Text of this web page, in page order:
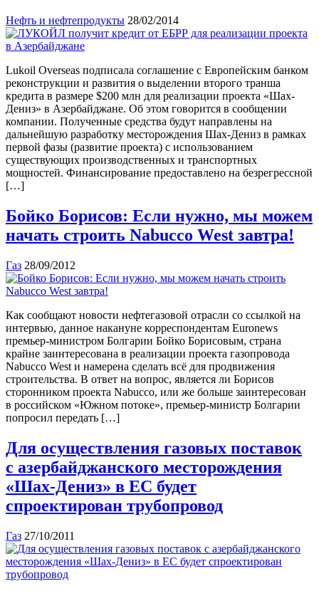
Нефть и нефтепродукты 28/02/2014
Lukoil Overseas подписала соглашение с Европейским банком
реконструкции и развития о выделении второго транша
кредита в размере $200 млн для реализации проекта «Шах-
Дениз» в Азербайджане. Об этом говорится в сообщении
компании. Полученные средства будут направлены на
дальнейшую разработку месторождения Шах-Дениз в рамках
первой фазы (развитие проекта) с использованием
существующих производственных и транспортных
мощностей. Финансирование предоставлено на безрегрессной
[…]
Бойко Борисов: Если нужно, мы можем
начать строить Nabucco West завтра!
Газ 28/09/2012
Как сообщают новости нефтегазовой отрасли со ссылкой на
интервью, данное накануне корреспондентам Euronews
премьер-министром Болгарии Бойко Борисовым, страна
крайне заинтересована в реализации проекта газопровода
Nabucco West и намерена сделать всё для продвижения
строительства. В ответ на вопрос, является ли Борисов
сторонником проекта Nabucco, или же больше заинтересован
в российском «Южном потоке», премьер-министр Болгарии
попросил передать […]
Для осуществления газовых поставок
с азербайджанского месторождения
«Шах-Дениз» в ЕС будет
спроектирован трубопровод
Газ 27/10/2011